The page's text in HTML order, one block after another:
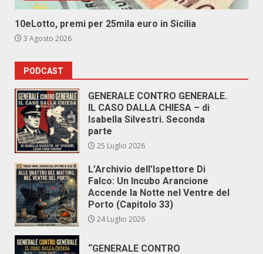
10eLotto, premi per 25mila euro in Sicilia
3 Agosto 2026
PODCAST
GENERALE CONTRO GENERALE.
IL CASO DALLA CHIESA – di
Isabella Silvestri. Seconda
parte
25 Luglio 2026
L’Archivio dell’Ispettore Di
Falco: Un Incubo Arancione
Accende la Notte nel Ventre del
Porto (Capitolo 33)
24 Luglio 2026
“GENERALE CONTRO